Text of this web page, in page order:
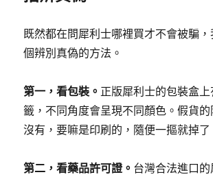
既然都在問犀利士哪裡買才不會被騙
個辨別真偽的方法。
第一，看包裝。 正版犀利士的包裝盒
籤，不同角度會呈現不同顏色。假貨
沒有，要嘛是印刷的，隨便一摳就掉了
第二，看藥品許可證。 台灣合法進口